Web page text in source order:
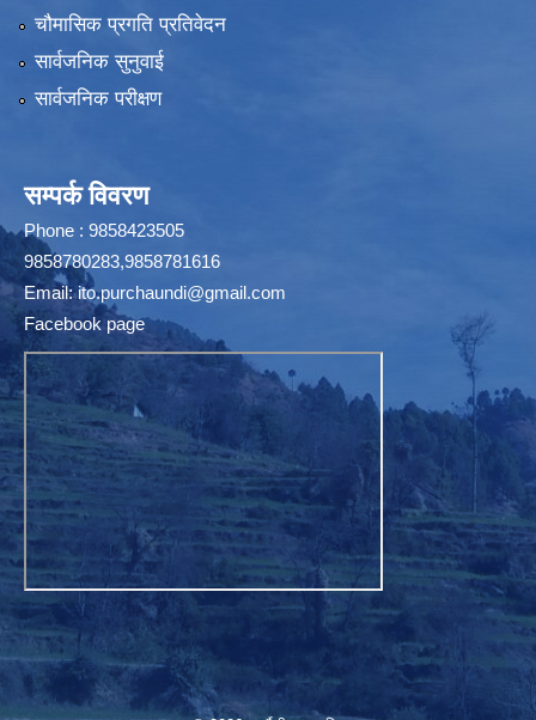
चौमासिक प्रगति प्रतिवेदन
सार्वजनिक सुनुवाई
सार्वजनिक परीक्षण
सम्पर्क विवरण
Phone : 9858423505
9858780283,9858781616
Email:ito.purchaundi@gmail.com
Facebook page